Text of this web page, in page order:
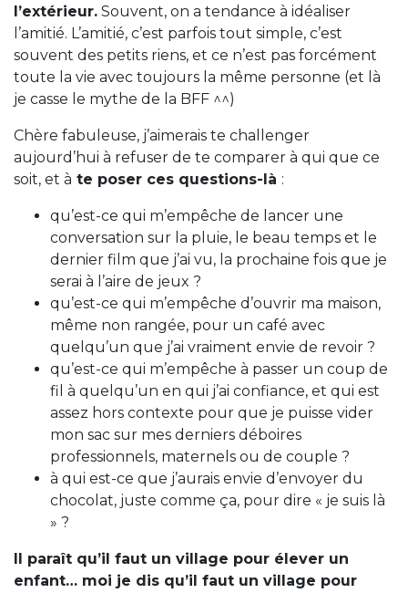
l’extérieur. Souvent, on a tendance à idéaliser
l’amitié. L’amitié, c’est parfois tout simple, c’est
souvent des petits riens, et ce n’est pas forcément
toute la vie avec toujours la même personne (et là
je casse le mythe de la BFF ^^)
Chère fabuleuse, j’aimerais te challenger
aujourd’hui à refuser de te comparer à qui que ce
soit, et à te poser ces questions-là :
qu’est-ce qui m’empêche de lancer une
conversation sur la pluie, le beau temps et le
dernier film que j’ai vu, la prochaine fois que je
serai à l’aire de jeux ?
qu’est-ce qui m’empêche d’ouvrir ma maison,
même non rangée, pour un café avec
quelqu’un que j’ai vraiment envie de revoir ?
qu’est-ce qui m’empêche à passer un coup de
fil à quelqu’un en qui j’ai confiance, et qui est
assez hors contexte pour que je puisse vider
mon sac sur mes derniers déboires
professionnels, maternels ou de couple ?
à qui est-ce que j’aurais envie d’envoyer du
chocolat, juste comme ça, pour dire « je suis là
» ?
Il paraît qu’il faut un village pour élever un
enfant… moi je dis qu’il faut un village pour